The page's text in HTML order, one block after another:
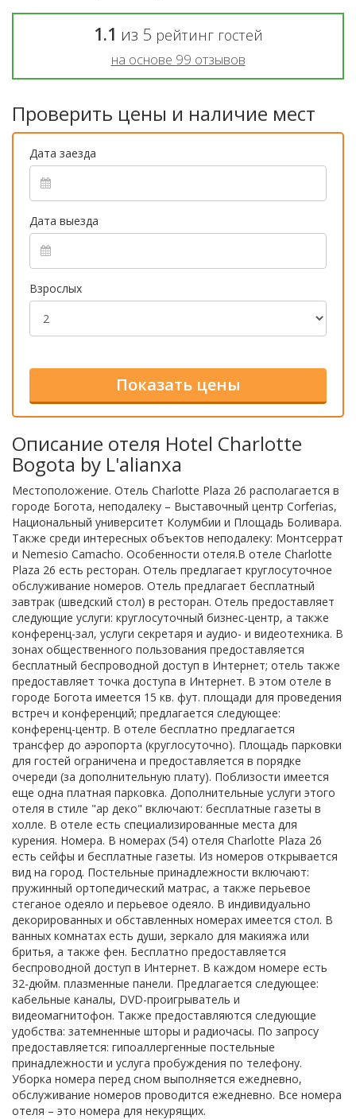
1.1 из 5 рейтинг гостей
на основе 99 отзывов
Проверить цены и наличие мест
Дата заезда
Дата выезда
Взрослых
Описание отеля Hotel Charlotte
Bogota by L'alianxa
Местоположение. Отель Charlotte Plaza 26 располагается в
городе Богота, неподалеку – Выставочный центр Corferias,
Национальный университет Колумбии и Площадь Боливара.
Также среди интересных объектов неподалеку: Монтсеррат
и Nemesio Camacho. Особенности отеля.В отеле Charlotte
Plaza 26 есть ресторан. Отель предлагает круглосуточное
обслуживание номеров. Отель предлагает бесплатный
завтрак (шведский стол) в ресторан. Отель предоставляет
следующие услуги: круглосуточный бизнес-центр, а также
конференц-зал, услуги секретаря и аудио- и видеотехника. В
зонах общественного пользования предоставляется
бесплатный беспроводной доступ в Интернет; отель также
предоставляет точка доступа в Интернет. В этом отеле в
городе Богота имеется 15 кв. фут. площади для проведения
встреч и конференций; предлагается следующее:
конференц-центр. В отеле бесплатно предлагается
трансфер до аэропорта (круглосуточно). Площадь парковки
для гостей ограничена и предоставляется в порядке
очереди (за дополнительную плату). Поблизости имеется
еще одна платная парковка. Дополнительные услуги этого
отеля в стиле "ар деко" включают: бесплатные газеты в
холле. В отеле есть специализированные места для
курения. Номера. В номерах (54) отеля Charlotte Plaza 26
есть сейфы и бесплатные газеты. Из номеров открывается
вид на город. Постельные принадлежности включают:
пружинный ортопедический матрас, а также перьевое
стеганое одеяло и перьевое одеяло. В индивидуально
декорированных и обставленных номерах имеется стол. В
ванных комнатах есть души, зеркало для макияжа или
бритья, а также фен. Бесплатно предоставляется
беспроводной доступ в Интернет. В каждом номере есть
32-дюйм. плазменные панели. Предлагается следующее:
кабельные каналы, DVD-проигрыватель и
видеомагнитофон. Также предоставляются следующие
удобства: затемненные шторы и радиочасы. По запросу
предоставляется: гипоаллергенные постельные
принадлежности и услуга пробуждения по телефону.
Уборка номера перед сном выполняется ежедневно,
обслуживание номеров проводится ежедневно. Все номера
отеля – это номера для некурящих.